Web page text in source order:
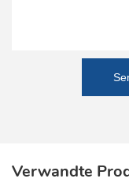
Verwandte